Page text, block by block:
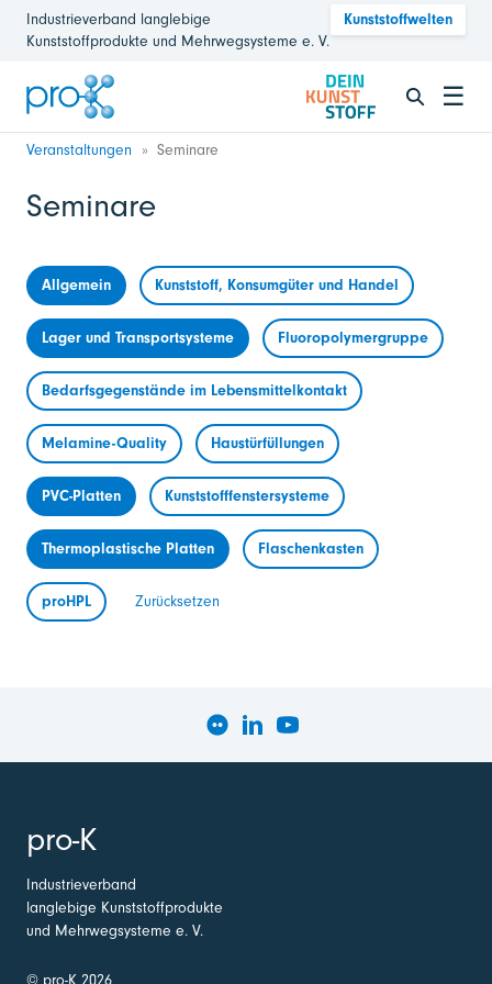
Industrieverband langlebige
Kunststoffprodukte und Mehrwegsysteme e. V.
Kunststoffwelten
☰
Veranstaltungen Seminare
Seminare
Allgemein Kunststoff, Konsumgüter und Handel
Lager und Transportsysteme Fluoropolymergruppe
Bedarfsgegenstände im Lebensmittelkontakt
Melamine-Quality Haustürfüllungen
PVC-Platten Kunststofffenstersysteme
Thermoplastische Platten Flaschenkasten
proHPL Zurücksetzen
pro-K
Industrieverband
langlebige Kunststoffprodukte
und Mehrwegsysteme e. V.
© pro-K 2026